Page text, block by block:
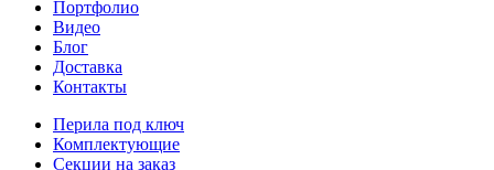
Портфолио
Видео
Блог
Доставка
Контакты
Перила под ключ
Комплектующие
Секции на заказ